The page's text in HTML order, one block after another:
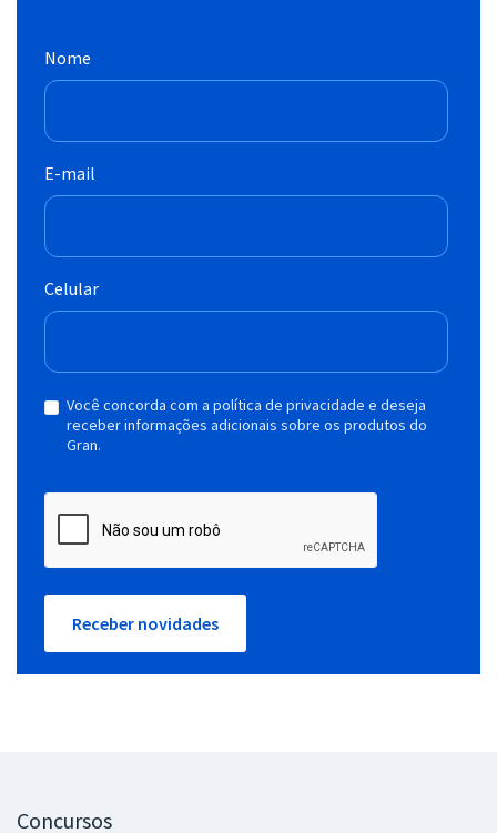
Nome
E-mail
Celular
Você concorda com a política de privacidade e deseja
receber informações adicionais sobre os produtos do
Gran.
Receber novidades
Concursos